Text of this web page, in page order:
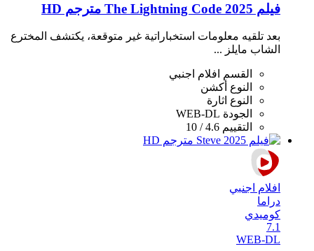
فيلم The Lightning Code 2025 مترجم HD
بعد تلقيه معلومات استخباراتية غير متوقعة، يكتشف المخترع
الشاب مايلز ...
القسم افلام اجنبي
النوع أكشن
النوع اثارة
الجودة WEB-DL
التقييم 4.6 / 10
افلام اجنبي
دراما
كوميدي
7.1
WEB-DL